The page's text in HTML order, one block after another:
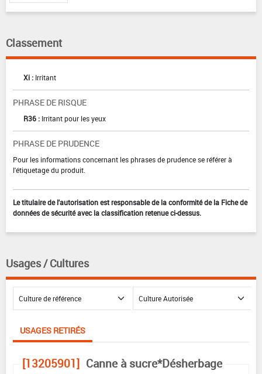
Classement
Xi : Irritant
PHRASE DE RISQUE
R36 : Irritant pour les yeux
PHRASE DE PRUDENCE
Pour les informations concernant les phrases de prudence se référer à
l'étiquetage du produit.
Le titulaire de l'autorisation est responsable de la conformité de la Fiche de
données de sécurité avec la classification retenue ci-dessus.
Usages / Cultures
USAGES RETIRÉS
[13205901] Canne à sucre*Désherbage